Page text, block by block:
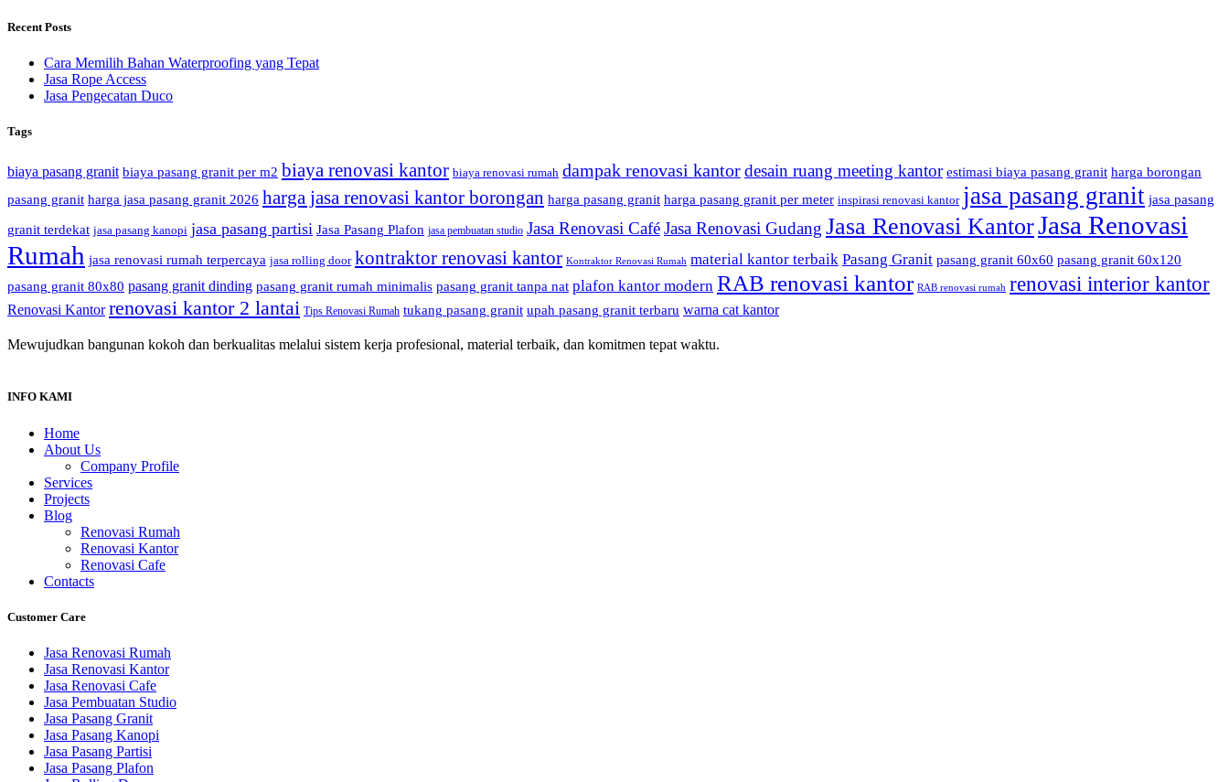
Recent Posts
Cara Memilih Bahan Waterproofing yang Tepat
Jasa Rope Access
Jasa Pengecatan Duco
Tags
biaya pasang granit biaya pasang granit per m2 biaya renovasi kantor biaya renovasi rumah dampak renovasi kantordesain ruang meeting kantor estimasi biaya pasang granit harga borongan
pasang granit harga jasa pasang granit 2026 harga jasa renovasi kantor borongan harga pasang granit harga pasang granit per meter inspirasi renovasi kantor jasa pasang granit jasa pasang
granit terdekat jasa pasang kanopi jasa pasang partisi Jasa Pasang Plafon jasa pembuatan studio Jasa Renovasi CaféJasa Renovasi Gudang Jasa Renovasi KantorJasa Renovasi
Rumah jasa renovasi rumah terpercaya jasa rolling door kontraktor renovasi kantor Kontraktor Renovasi Rumah material kantor terbaik Pasang Granit pasang granit 60x60 pasang granit 60x120
pasang granit 80x80 pasang granit dinding pasang granit rumah minimalis pasang granit tanpa nat plafon kantor modern RAB renovasi kantor RAB renovasi rumah renovasi interior kantor
Renovasi Kantor renovasi kantor 2 lantai Tips Renovasi Rumah tukang pasang granit upah pasang granit terbaru warna cat kantor
Mewujudkan bangunan kokoh dan berkualitas melalui sistem kerja profesional, material terbaik, dan komitmen tepat waktu.
INFO KAMI
Home
About Us
Company Profile
Services
Projects
Blog
Renovasi Rumah
Renovasi Kantor
Renovasi Cafe
Contacts
Customer Care
Jasa Renovasi Rumah
Jasa Renovasi Kantor
Jasa Renovasi Cafe
Jasa Pembuatan Studio
Jasa Pasang Granit
Jasa Pasang Kanopi
Jasa Pasang Partisi
Jasa Pasang Plafon